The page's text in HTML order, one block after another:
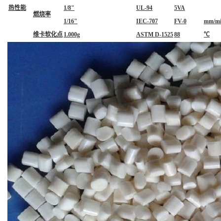
热性能
燃烧率
1/8" UL-94
5VA
1/16"
IEC-707 FV-0
mm/
维卡软化点 1.000g ASTM D-152588 ℃